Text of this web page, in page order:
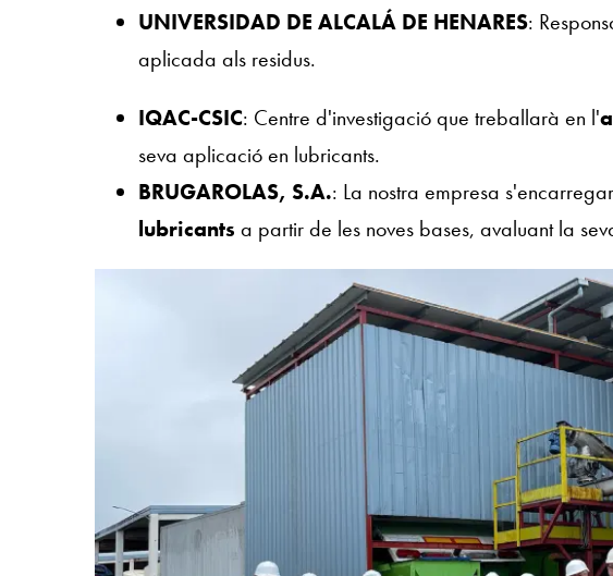
UNIVERSIDAD DE ALCALÁ DE HENARES:
aplicada als residus.
IQAC-CSIC: Centre d'investigació que treballarà en l'
seva aplicació en lubricants.
BRUGAROLAS, S.A.: La nostra empresa
lubricants a partir de les noves bases, avaluant la